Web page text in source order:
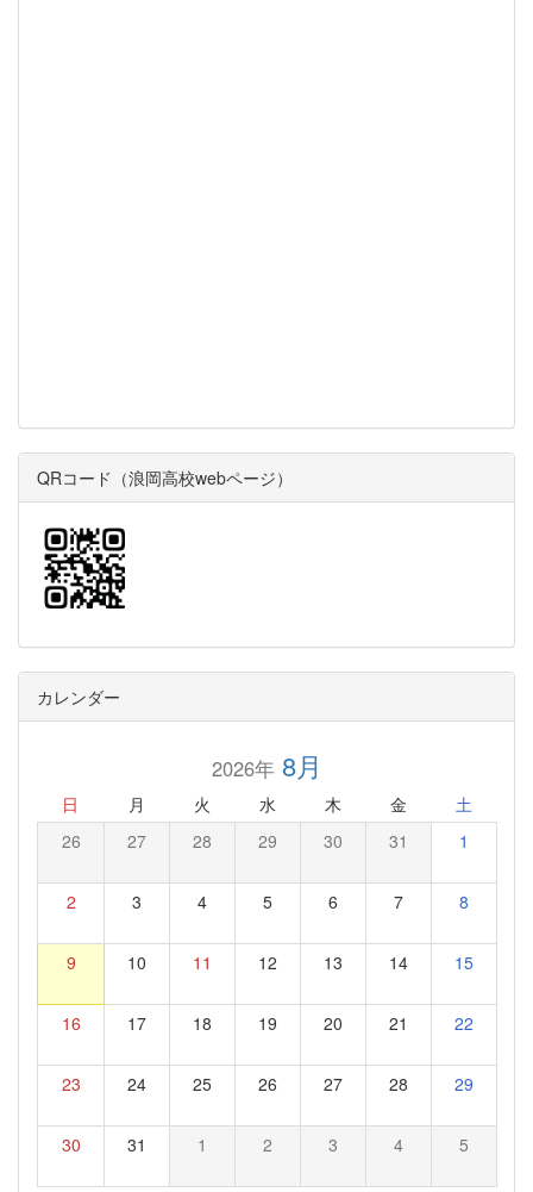
QRコード（浪岡高校webページ）
カレンダー
2026年8月
日 月 火 水 木 金 土
26 27 28 29 30 31 1
2 3 4 5 6 7 8
9 10 11 12 13 14 15
16 17 18 19 20 21 22
23 24 25 26 27 28 29
30 31 1 2 3 4 5